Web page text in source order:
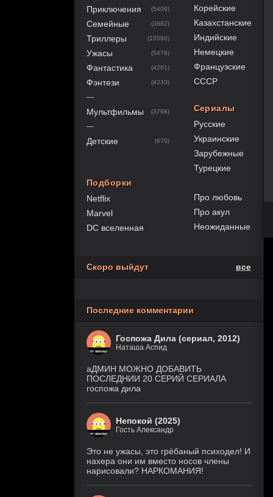
Приключения (5409)
Семейные (3882)
Триллеры (10590)
Ужасы (5476)
Фантастика (4261)
Фэнтези (4233)
—
Мультфильмы (3768)
—
Детские (670)
Подборки
Netflix
Marvel
DC вселенная
Корейские
Казахстанские
Индийские
Немецкие
Французские
СССР
Сериалы
Русские
Украинские
Зарубежные
Турецкие
Про любовь
Про акул
Неожиданные
Скоро выйдут все
Последние комментарии
Госпожа Дила (сериал, 2012)
Наташа Аспид
аДМИН МОЖНО ДОБАВИТЬ
ПОСЛЕДНИИ 20 СЕРИЙ СЕРИАЛА
госпожа дила
Непокой (2025)
Гость Александр
Это не ужасы, это грёбаный психодел! И
нахера они им вместо носов члены
нарисовали? НАРКОМАНИЯ!